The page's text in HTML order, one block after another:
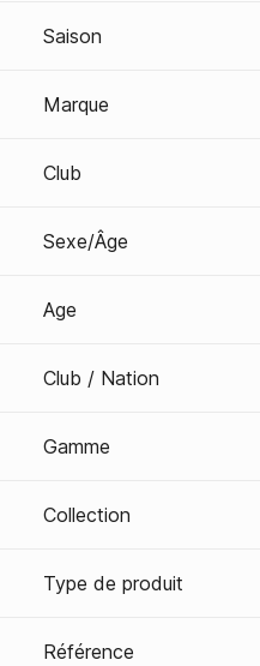
Saison
Marque
Club
Sexe/Âge
Age
Club / Nation
Gamme
Collection
Type de produit
Référence